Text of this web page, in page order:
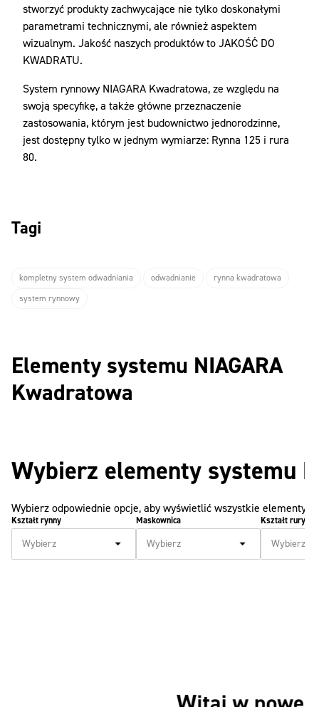
stworzyć produkty zachwycające nie tylko doskonałymi
parametrami technicznymi, ale również aspektem
wizualnym. Jakość naszych produktów to JAKOŚĆ DO
KWADRATU.
System rynnowy NIAGARA Kwadratowa, ze względu na
swoją specyfikę, a także główne przeznaczenie
zastosowania, którym jest budownictwo jednorodzinne,
jest dostępny tylko w jednym wymiarze: Rynna 125 i rura
80.
Tagi
kompletny system odwadniania odwadnianie
rynna kwadratowa
system rynnowy
Elementy systemu NIAGARA
Kwadratowa